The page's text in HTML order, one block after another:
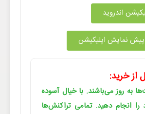
اندروید
نمایش اپلیکیشن
از خرید:
به روز می‌باشند. با خیال آسوده
انجام دهید. تمامی تراکنش‌ها